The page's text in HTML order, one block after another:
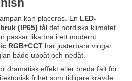
kan placeras. En LED-
(IP65) tål det nordiska klimatet,
passar lika bra i ett modernt
RGB+CCT har justerbara vingar
både uppåt och nedåt.
dramatisk effekt eller breda fält för
frihet som tidigare krävde